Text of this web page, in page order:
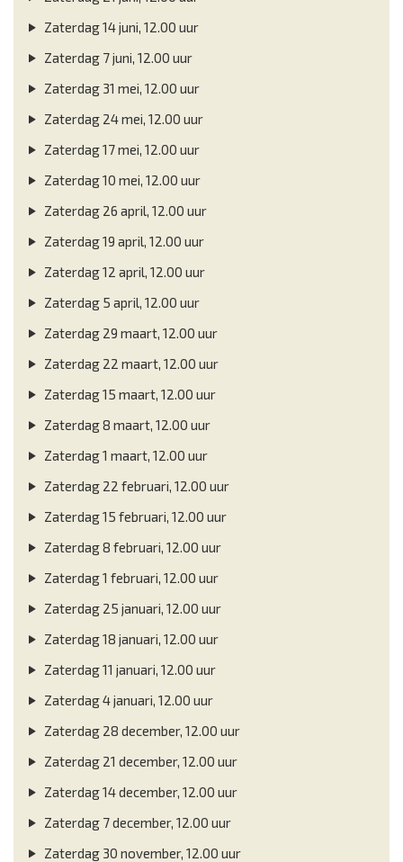
Zaterdag 14 juni, 12.00 uur
Zaterdag 7 juni, 12.00 uur
Zaterdag 31 mei, 12.00 uur
Zaterdag 24 mei, 12.00 uur
Zaterdag 17 mei, 12.00 uur
Zaterdag 10 mei, 12.00 uur
Zaterdag 26 april, 12.00 uur
Zaterdag 19 april, 12.00 uur
Zaterdag 12 april, 12.00 uur
Zaterdag 5 april, 12.00 uur
Zaterdag 29 maart, 12.00 uur
Zaterdag 22 maart, 12.00 uur
Zaterdag 15 maart, 12.00 uur
Zaterdag 8 maart, 12.00 uur
Zaterdag 1 maart, 12.00 uur
Zaterdag 22 februari, 12.00 uur
Zaterdag 15 februari, 12.00 uur
Zaterdag 8 februari, 12.00 uur
Zaterdag 1 februari, 12.00 uur
Zaterdag 25 januari, 12.00 uur
Zaterdag 18 januari, 12.00 uur
Zaterdag 11 januari, 12.00 uur
Zaterdag 4 januari, 12.00 uur
Zaterdag 28 december, 12.00 uur
Zaterdag 21 december, 12.00 uur
Zaterdag 14 december, 12.00 uur
Zaterdag 7 december, 12.00 uur
Zaterdag 30 november, 12.00 uur